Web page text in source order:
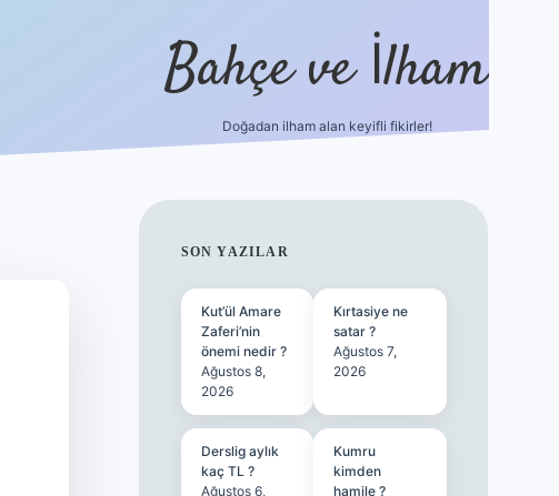
Bahçe ve İlham
Doğadan ilham alan keyifli fikirler!
SIDEBAR
SON YAZILAR
Kut’ül Amare
Zaferi’nin
önemi nedir ?
Ağustos 8,
2026
Kırtasiye ne
satar ?
Ağustos 7,
2026
Derslig aylık
kaç TL ?
Ağustos 6,
Kumru
kimden
hamile ?